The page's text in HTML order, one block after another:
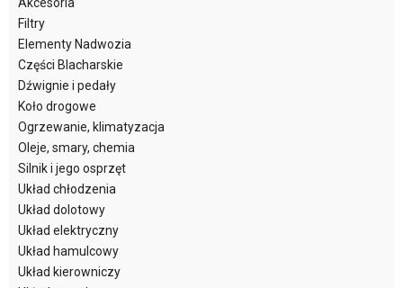
Filtry
Elementy Nadwozia
Części Blacharskie
Dźwignie i pedały
Koło drogowe
Ogrzewanie, klimatyzacja
Oleje, smary, chemia
Silnik i jego osprzęt
Układ chłodzenia
Układ dolotowy
Układ elektryczny
Układ hamulcowy
Układ kierowniczy